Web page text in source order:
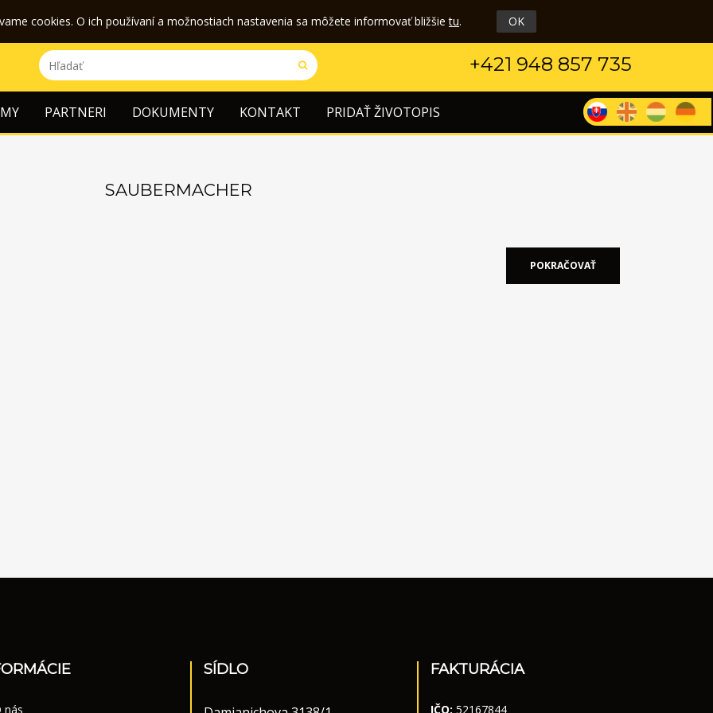
cookies. O ich používaní a možnostiach nastavenia sa môžete informovať bližšietu. OK
+421 948 857 735
PARTNERI DOKUMENTY KONTAKT PRIDAŤ ŽIVOTOPIS
SAUBERMACHER
POKRAČOVAŤ
nás
SÍDLO FAKTURÁCIA
IČO: 52167844